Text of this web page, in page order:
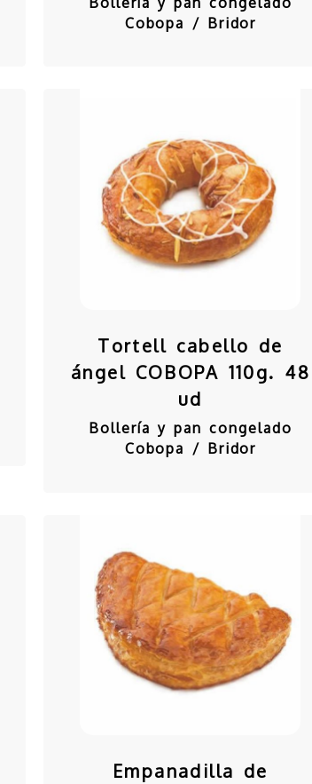
Cobopa / Bridor
Tortell cabello de
ángel COBOPA 110g. 48
ud
Bollería y pan congelado
Cobopa / Bridor
Empanadilla de